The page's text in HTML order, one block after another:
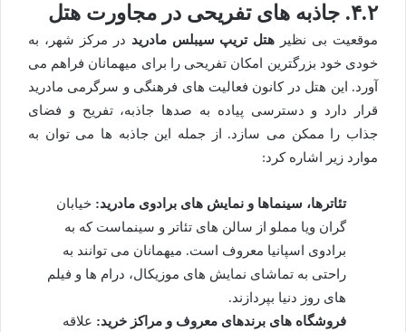
۴.۲. جاذبه های تفریحی در مجاورت هتل
موقعیت بی نظیر هتل تریپ سیبلس مادرید در مرکز شهر، به
خودی خود بزرگترین امکان تفریحی را برای میهمانان فراهم می
آورد. این هتل در کانون فعالیت های فرهنگی و سرگرمی مادرید
قرار دارد و دسترسی پیاده به صدها جاذبه، تفریح و فضای
جذاب را ممکن می سازد. از جمله این جاذبه ها می توان به
موارد زیر اشاره کرد:
تئاترها، سینماها و نمایش های برادوی مادرید: خیابان
گران ویا مملو از سالن های تئاتر و سینماست که به
برادوی اسپانیا معروف است. میهمانان می توانند به
راحتی به تماشای نمایش های موزیکال، درام ها و فیلم
های روز دنیا بپردازند.
فروشگاه های برندهای معروف و مراکز خرید: علاقه